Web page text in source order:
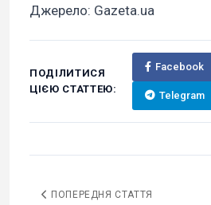
Джерело: Gazeta.ua
ПОДІЛИТИСЯ
ЦІЄЮ СТАТТЕЮ:
Facebook
Telegram
ПОПЕРЕДНЯ СТАТТЯ